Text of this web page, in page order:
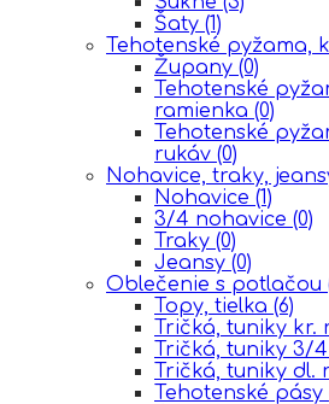
Šaty (1)
Tehotenské pyžama,
Župany (0)
Tehotenské
ramienka (0)
Tehotenské
rukáv (0)
Nohavice, traky,
Nohavice (1)
3/4 nohavice (0)
Traky (0)
Jeansy (0)
Oblečenie s potlačou
Topy, tielka (6)
Tričká, tuniky kr.
Tričká, tuniky 3/
Tričká, tuniky dl.
Tehotenské pásy